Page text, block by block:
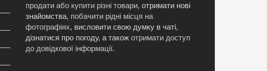
продати або купити різні товари, отримати нові
знайомства, побачити рідні місця на
фотографіях, висловити свою думку в чаті,
дізнатися про погоду, а також отримати доступ
до довідкової інформації.